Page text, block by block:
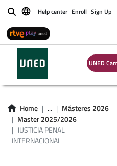
BuscarHelp center Enroll Sign Up
UNED
Home ...
Másteres 2026
Master 2025/2026
JUSTICIA PENAL
INTERNACIONAL
JUSTICIA